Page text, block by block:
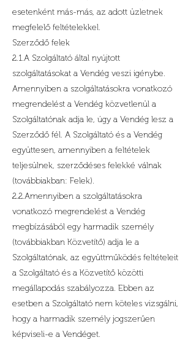
esetenként más-más, az adott üzletnek
megfelelő feltételekkel.
Szerződő felek
2.1.A Szolgáltató által nyújtott
szolgáltatásokat a Vendég veszi igénybe.
Amennyiben a szolgáltatásokra vonatkozó
megrendelést a Vendég közvetlenül a
Szolgáltatónak adja le, úgy a Vendég lesz a
Szerződő fél. A Szolgáltató és a Vendég
együttesen, amennyiben a feltételek
teljesülnek, szerződéses felekké válnak
(továbbiakban: Felek).
2.2.Amennyiben a szolgáltatásokra
vonatkozó megrendelést a Vendég
megbízásából egy harmadik személy
(továbbiakban Közvetítő) adja le a
Szolgáltatónak, az együttműködés feltételeit
a Szolgáltató és a Közvetítő közötti
megállapodás szabályozza. Ebben az
esetben a Szolgáltató nem köteles vizsgálni,
hogy a harmadik személy jogszerűen
képviseli-e a Vendéget.